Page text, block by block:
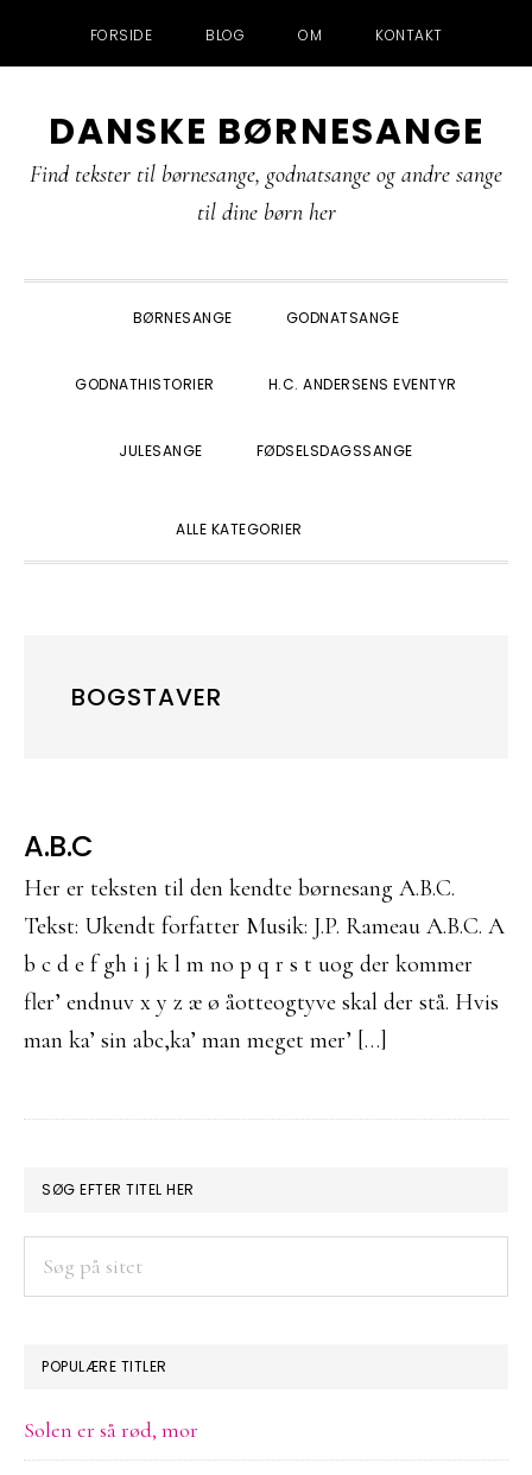
FORSIDE BLOG OM KONTAKT
direkte
til
indhold
direkte
til
direkte
til
DANSKE BØRNESANGE
Find tekster til børnesange, godnatsange og andre sange
til dine børn her
BØRNESANGE GODNATSANGE
GODNATHISTORIER H.C. ANDERSENS EVENTYR
JULESANGE FØDSELSDAGSSANGE
ALLE KATEGORIER
BOGSTAVER
A.B.C
Her er teksten til den kendte børnesang A.B.C.
Tekst: Ukendt forfatter Musik: J.P. Rameau A.B.C. A
b c d e f gh i j k l m no p q r s t uog der kommer
fler’ endnuv x y z æ ø åotteogtyve skal der stå. Hvis
man ka’ sin abc,ka’ man meget mer’ […]
PRIMÆR
SIDEBAR
SØG EFTER TITEL HER
POPULÆRE TITLER
Solen er så rød, mor